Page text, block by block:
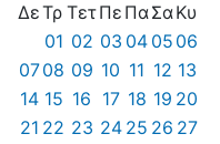
ΔεΤρ ΤετΠε ΠαΣαΚυ
01 02 03 04 05 06
0708 09 10 11 12 13
14 15 16 17 18 19 20
21 22 23 24 25 26 27